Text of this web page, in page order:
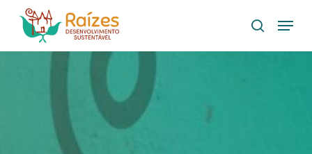
search
Menu